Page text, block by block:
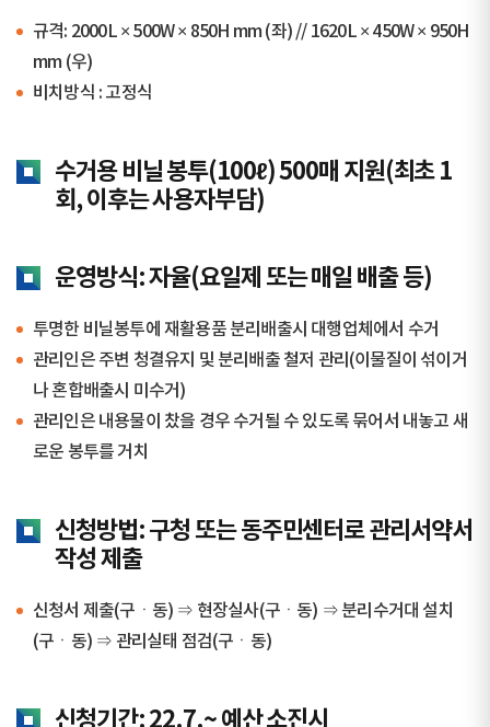
규격: 2000L × 500W × 850H mm (좌) // 1620L × 450W × 950H
mm (우)
비치방식 : 고정식
수거용 비닐 봉투(100ℓ) 500매 지원(최초 1
회, 이후는 사용자부담)
운영방식: 자율(요일제 또는 매일 배출 등)
투명한 비닐봉투에 재활용품 분리배출시 대행업체에서 수거
관리인은 주변 청결유지 및 분리배출 철저 관리(이물질이 섞이거
나 혼합배출시 미수거)
관리인은 내용물이 찼을 경우 수거될 수 있도록 묶어서 내놓고 새
로운 봉투를 거치
신청방법: 구청 또는 동주민센터로 관리서약서
작성 제출
신청서 제출(구ㆍ동) ⇒ 현장실사(구ㆍ동) ⇒ 분리수거대 설치
(구ㆍ동) ⇒ 관리실태 점검(구ㆍ동)
신청기간: 22.7.~ 예산 소진시